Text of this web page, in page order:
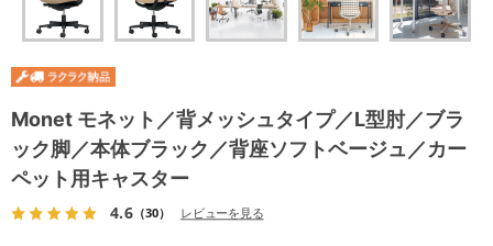
Monet モネット／背メッシュタイプ／L型肘／ブラ
ック脚／本体ブラック／背座ソフトベージュ／カー
ペット用キャスター
4.6（30） レビューを見る